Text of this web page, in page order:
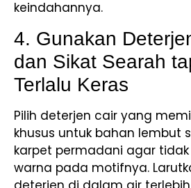
keindahannya.
4. Gunakan
dan Sikat Searah
Terlalu Keras
Pilih deterjen cair yang
khusus untuk bahan lembut
karpet permadani agar
warna pada motifnya.